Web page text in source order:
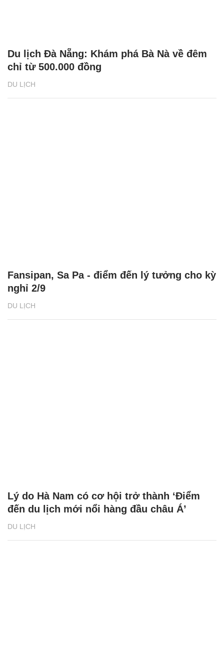
DU LỊCH
Du lịch Đà Nẵng: Khám phá Bà Nà về đêm
chỉ từ 500.000 đồng
DU LỊCH
Fansipan, Sa Pa - điểm đến lý tưởng cho kỳ
nghỉ 2/9
DU LỊCH
Lý do Hà Nam có cơ hội trở thành ‘Điểm
đến du lịch mới nổi hàng đầu châu Á’